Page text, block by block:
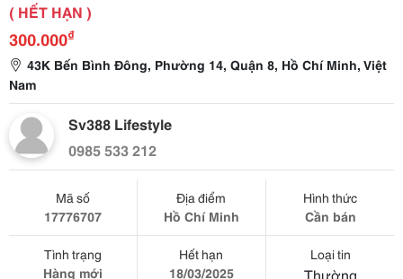
( HẾT HẠN )
300.000₫
43K Bến Bình Đông, Phường 14, Quận 8, Hồ Chí Minh, Việt
Nam
Sv388 Lifestyle
0985 533 212
Mã số
17776707
Địa điểm
Hồ Chí Minh
Hình thức
Cần bán
Tình trạng
Hàng mới
Hết hạn
18/03/2025
Loại tin
Thường